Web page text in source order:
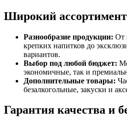
Широкий ассортимент
Разнообразие продукции: От
крепких напитков до
вариантов.
Выбор под любой бюджет:
экономичные, так и
Дополнительные товары:
безалкогольные, закуски и
Гарантия качества и